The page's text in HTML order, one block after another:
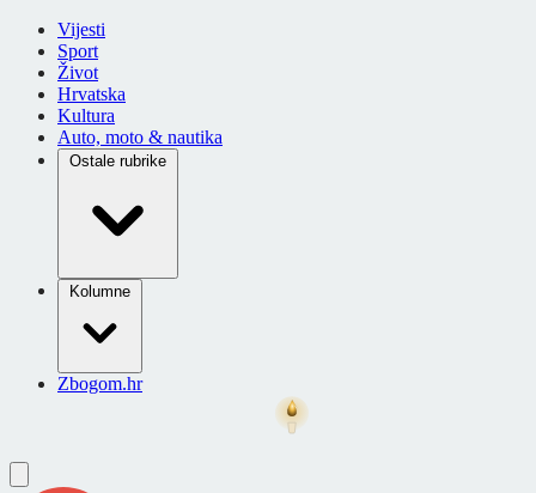
Vijesti
Sport
Život
Hrvatska
Kultura
Auto, moto & nautika
Ostale rubrike
Kolumne
Zbogom.hr